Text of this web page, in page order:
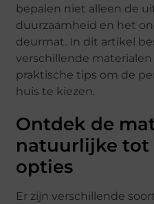
bepalen niet alleen de
duurzaamheid en het
deurmat. In dit artikel
verschillende
praktische tips om de
huis te kiezen.
Ontdek de
natuurlijke tot
opties
Er zijn verschillende